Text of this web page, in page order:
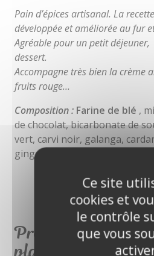
Pain d’épices artisanal. La
développée et améliorée au fur
Agréable pour un petit
dessert.
Accompagne très bien la crème
fruits rouge…
Composition : Farine de blé ,
de chocolat, bicarbonate de
vert, carvi noir, galanga,
gingembre.
Produits qui
plaire
Ce site
cookies et
le contrôle
que vous